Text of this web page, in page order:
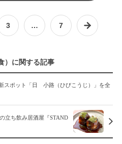
3 … 7
）に関する記事
スポット「日ゞ小路（ひびこうじ）」を全
立ち飲み居酒屋『STAND